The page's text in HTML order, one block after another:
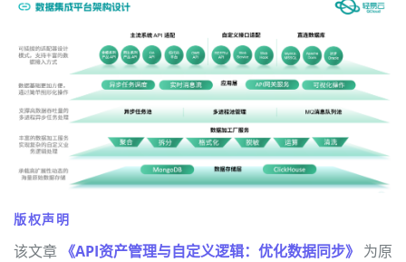
版权声明
该文章 《API资产管理与自定义逻辑：优化数据同步》 为原